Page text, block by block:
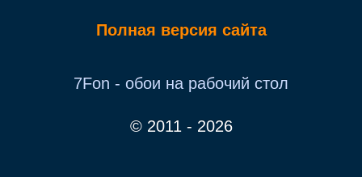
Полная версия сайта
7Fon - обои на рабочий стол
© 2011 - 2026